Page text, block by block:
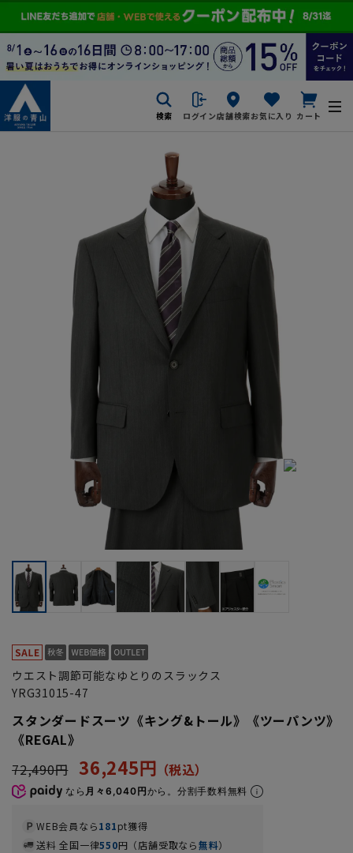
検索 ログイン店舗検索お気に入り カート
ウエスト調節可能なゆとりのスラックス
YRG31015-47
スタンダードスーツ《キング&トール》《ツーパンツ》
《REGAL》
72,490円 36,245円
なら 月々6,040円から。分割手数料無料
WEB会員なら181pt獲得
送料 全国一律550円（店舗受取なら無料）